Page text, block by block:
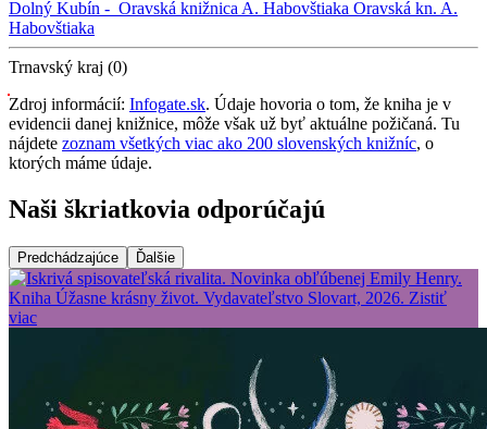
Dolný Kubín - Oravská knižnica A. Habovštiaka Oravská kn. A.
Habovštiaka
Trnavský kraj (0)
Zdroj informácií: Infogate.sk. Údaje hovoria o tom, že kniha je v
evidencii danej knižnice, môže však už byť aktuálne požičaná. Tu
nájdete zoznam všetkých viac ako 200 slovenských knižníc, o
ktorých máme údaje.
Naši škriatkovia odporúčajú
Predchádzajúce Ďalšie